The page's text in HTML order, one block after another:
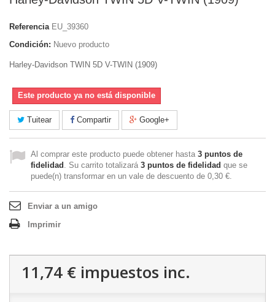
Referencia EU_39360
Condición: Nuevo producto
Harley-Davidson TWIN 5D V-TWIN (1909)
Este producto ya no está disponible
Tuitear Compartir Google+
Al comprar este producto puede obtener hasta 3 puntos de
fidelidad . Su carrito totalizará 3 puntos de fidelidad que se
puede(n) transformar en un vale de descuento de 0,30 €.
Enviar a un amigo
Imprimir
11,74 € impuestos inc.